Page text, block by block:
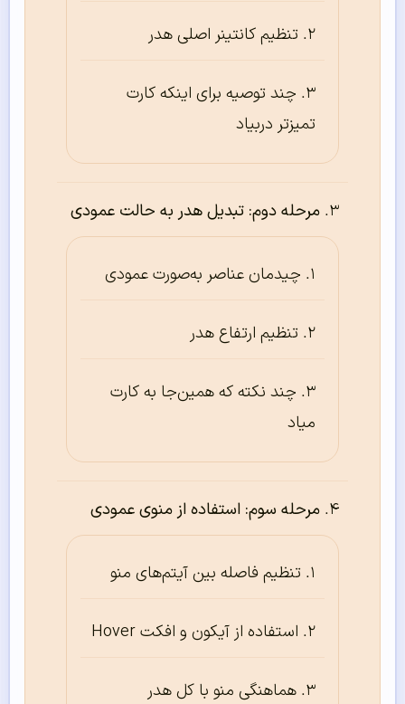
تنظیم کانتینر اصلی هدر
چند توصیه برای اینکه کارت
تمیزتر دربیاد
مرحله دوم: تبدیل هدر به حالت عمودی
چیدمان عناصر به‌صورت عمودی
تنظیم ارتفاع هدر
چند نکته که همین‌جا به کارت
میاد
مرحله سوم: استفاده از منوی عمودی
تنظیم فاصله بین آیتم‌های منو
استفاده از آیکون و افکت Hover
هماهنگی منو با کل هدر